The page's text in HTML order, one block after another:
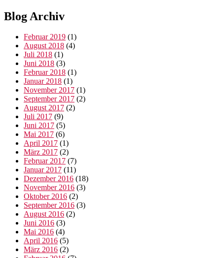
Blog Archiv
Februar 2019 (1)
August 2018 (4)
Juli 2018 (1)
Juni 2018 (3)
Februar 2018 (1)
Januar 2018 (1)
November 2017 (1)
September 2017 (2)
August 2017 (2)
Juli 2017 (9)
Juni 2017 (5)
Mai 2017 (6)
April 2017 (1)
März 2017 (2)
Februar 2017 (7)
Januar 2017 (11)
Dezember 2016 (18)
November 2016 (3)
Oktober 2016 (2)
September 2016 (3)
August 2016 (2)
Juni 2016 (3)
Mai 2016 (4)
April 2016 (5)
März 2016 (2)